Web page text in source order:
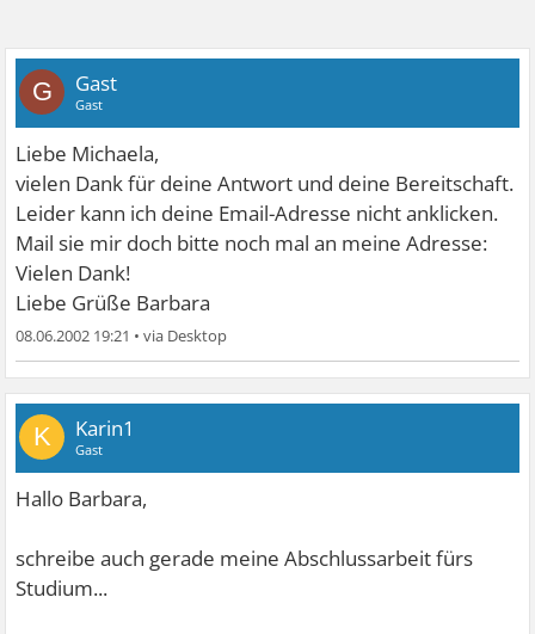
G Gast
Gast
Liebe Michaela,
vielen Dank für deine Antwort und deine Bereitschaft.
Leider kann ich deine Email-Adresse nicht anklicken.
Mail sie mir doch bitte noch mal an meine Adresse:
Vielen Dank!
Liebe Grüße Barbara
08.06.2002 19:21 •
K Karin1
Gast
Hallo Barbara,
schreibe auch gerade meine Abschlussarbeit fürs
Studium...